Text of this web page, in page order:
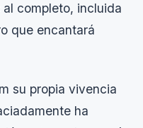
completo, incluida
que encantará
su propia vivencia
ha